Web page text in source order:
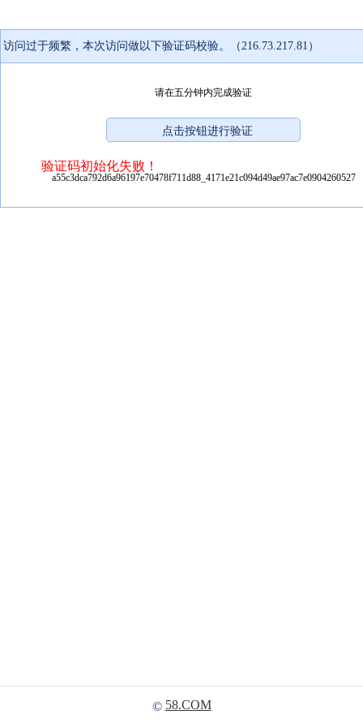
访问过于频繁，本次访问做以下验证码校验。（216.73.217.81）
请在五分钟内完成验证
验证码初始化失败！
a55c3dca792d6a96197e70478f711d88_4171e21c094d49ae97ac7e0904260527
© 58.COM